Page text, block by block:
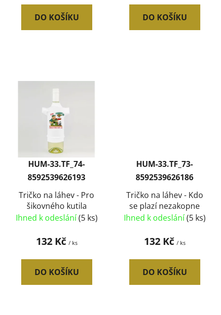
DO KOŠÍKU DO KOŠÍKU
HUM-33.TF_74-
8592539626193
Tričko na láhev - Pro
šikovného kutila
Ihned k odeslání(5 ks)
132 Kč / ks
DO KOŠÍKU
HUM-33.TF_73-
8592539626186
Tričko na láhev - Kdo
se plazí nezakopne
Ihned k odeslání(5 ks)
132 Kč / ks
DO KOŠÍKU